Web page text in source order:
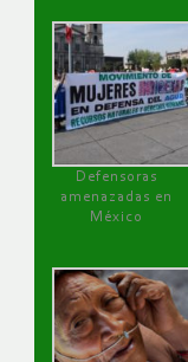
Defensoras
amenazadas en
México